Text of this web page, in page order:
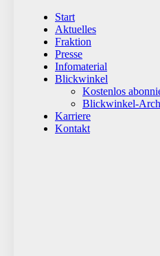
Start
Aktuelles
Fraktion
Presse
Infomaterial
Blickwinkel
Kostenlos
Blickwinkel-
Karriere
Kontakt